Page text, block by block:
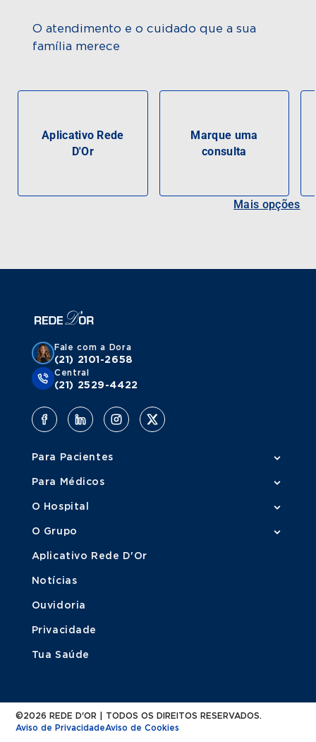
O atendimento e o cuidado que a sua
família merece
Aplicativo Rede
D'Or
Marque uma
consulta
Mais opções
Fale com a Dora
(21) 2101-2658
Central
(21) 2529-4422
Para Pacientes
Para Médicos
O Hospital
O Grupo
Aplicativo Rede D'Or
Notícias
Ouvidoria
Privacidade
Tua Saúde
©2026 REDE D'OR | TODOS OS DIREITOS RESERVADOS.
Aviso de PrivacidadeAviso de Cookies